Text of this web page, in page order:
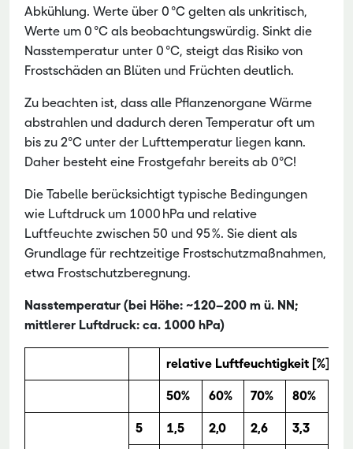
Abkühlung. Werte über 0 °C gelten als unkritisch,
Werte um 0 °C als beobachtungswürdig. Sinkt die
Nasstemperatur unter 0 °C, steigt das Risiko von
Frostschäden an Blüten und Früchten deutlich.
Zu beachten ist, dass alle Pflanzenorgane Wärme
abstrahlen und dadurch deren Temperatur oft um
bis zu 2°C unter der Lufttemperatur liegen kann.
Daher besteht eine Frostgefahr bereits ab 0°C!
Die Tabelle berücksichtigt typische Bedingungen
wie Luftdruck um 1000 hPa und relative
Luftfeuchte zwischen 50 und 95 %. Sie dient als
Grundlage für rechtzeitige Frostschutzmaßnahmen,
etwa Frostschutzberegnung.
Nasstemperatur (bei Höhe: ~120–200 m ü. NN;
mittlerer Luftdruck: ca. 1000 hPa)
relative Luftfeuchtigkeit [%]
50% 60% 70% 80%
5 1,5 2,0 2,6 3,3